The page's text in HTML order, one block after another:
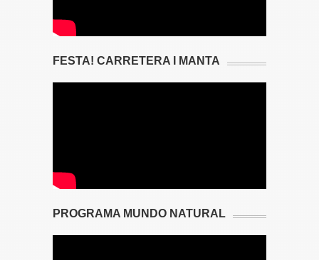
FESTA! CARRETERA I MANTA
PROGRAMA MUNDO NATURAL